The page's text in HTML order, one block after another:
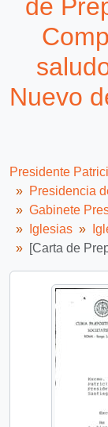
de
Nuevo
Presidente
Presidencia
Gabinete
Iglesias
[Carta de